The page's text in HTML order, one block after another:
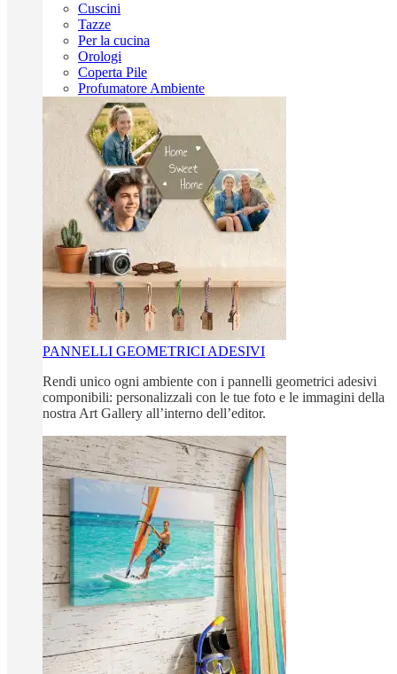
Cuscini
Tazze
Per la cucina
Orologi
Coperta Pile
Profumatore Ambiente
PANNELLI GEOMETRICI ADESIVI
Rendi unico ogni ambiente con i pannelli geometrici adesivi
componibili: personalizzali con le tue foto e le immagini della
nostra Art Gallery all’interno dell’editor.